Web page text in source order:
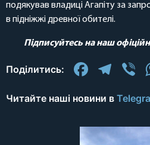
подякував владиці Агапіту за
в підніжжі древної обителі.
Підписуйтесь на наш
Поділитись:
Читайте наші новини в